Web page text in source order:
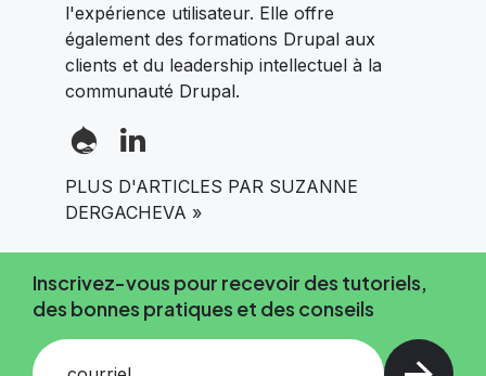
l'expérience utilisateur. Elle offre
également des formations Drupal aux
clients et du leadership intellectuel à la
communauté Drupal.
PLUS D'ARTICLES PAR SUZANNE
DERGACHEVA »
Inscrivez-vous pour recevoir des tutoriels,
des bonnes pratiques et des conseils
courriel